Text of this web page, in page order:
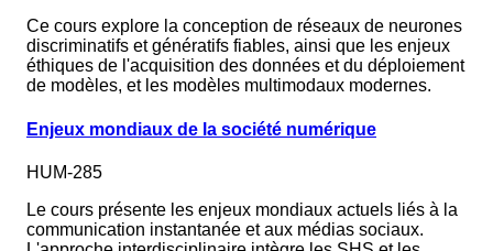
Ce cours explore la conception de réseaux de neurones
discriminatifs et génératifs fiables, ainsi que les enjeux
éthiques de l'acquisition des données et du déploiement
de modèles, et les modèles multimodaux modernes.
Enjeux mondiaux de la société numérique
HUM-285
Le cours présente les enjeux mondiaux actuels liés à la
communication instantanée et aux médias sociaux.